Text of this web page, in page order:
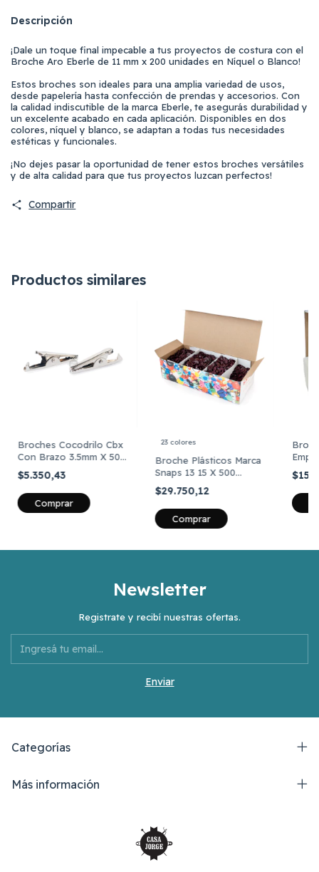
Descripción
¡Dale un toque final impecable a tus proyectos de costura con el
Broche Aro Eberle de 11 mm x 200 unidades en Níquel o Blanco!
Estos broches son ideales para una amplia variedad de usos,
desde papelería hasta confección de prendas y accesorios. Con
la calidad indiscutible de la marca Eberle, te asegurás durabilidad y
un excelente acabado en cada aplicación. Disponibles en dos
colores, níquel y blanco, se adaptan a todas tus necesidades
estéticas y funcionales.
¡No dejes pasar la oportunidad de tener estos broches versátiles
y de alta calidad para que tus proyectos luzcan perfectos!
Compartir
Productos similares
Broches Cocodrilo Cbx
Con Brazo 3.5mm X 50
Unidades
$5.350,43
Comprar
23 colores
Broche Plásticos Marca
Snaps 13 15 X 500
Unidades
$29.750,12
Comprar
Newsletter
Registrate y recibí nuestras ofertas.
Categorías
Más información